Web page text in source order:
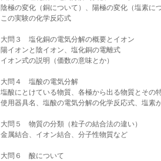
陰極の変化（銅について）、陽極の変化（塩素につ
この実験の化学反応式
大問３　塩化銅の電気分解の概要とイオン
陽イオンと陰イオン、塩化銅の電離式
イオン式の説明（価数の意味とか）
大問４　塩酸の電気分解
塩酸にとけている物質、各極から出る物質とその
使用器具名、塩酸の電気分解の化学反応式、塩素
大問５　物質の分類（粒子の結合法の違い）
金属結合、イオン結合、分子性物質など
大問６　酸について